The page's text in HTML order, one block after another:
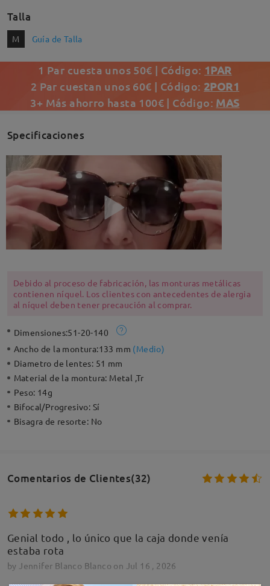
Talla
M Guía de Talla
1 Par cuesta unos 50€ | Código: 1PAR
2 Par cuestan unos 60€ | Código: 2POR1
3+ Más ahorro hasta 100€ | Código: MAS
Specificaciones
Debido al proceso de fabricación, las monturas metálicas
contienen níquel. Los clientes con antecedentes de alergia
al níquel deben tener precaución al comprar.
Dimensiones:51-20-140
Ancho de la montura:133 mm (Medio)
Diametro de lentes: 51 mm
Material de la montura: Metal ,Tr
Peso: 14g
Bifocal/Progresivo: Sí
Bisagra de resorte: No
Comentarios de Clientes(32)
Genial todo , lo único que la caja donde venía
estaba rota
by Jennifer Blanco Blanco on Jul 16 , 2026